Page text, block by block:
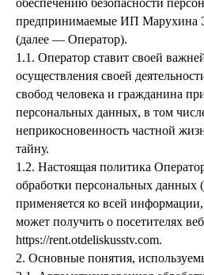
обеспечению безопасности
предпринимаемые ИП Марухина
(далее — Оператор).
1.1. Оператор ставит своей
осуществления своей
свобод человека и гражданина
персональных данных, в том
неприкосновенность частной
тайну.
1.2. Настоящая политика
обработки персональных
применяется ко всей
может получить о посетителях
https://rent.otdeliskusstv.com.
2. Основные понятия,